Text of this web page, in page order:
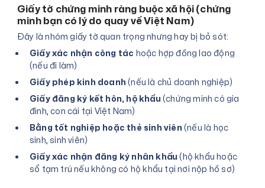
Giấy tờ chứng minh ràng buộc xã hội (chứng
minh bạn có lý do quay về Việt Nam)
Đây là nhóm giấy tờ quan trọng nhưng hay bị bỏ sót:
Giấy xác nhận công tác hoặc hợp đồng lao động
(nếu đi làm)
Giấy phép kinh doanh(nếu là chủ doanh nghiệp)
Giấy đăng ký kết hôn, hộ khẩu(chứng minh có gia
đình, con cái tại Việt Nam)
Bằng tốt nghiệp hoặc thẻ sinh viên(nếu là học
sinh, sinh viên)
Giấy xác nhận đăng ký nhân khẩu(hộ khẩu hoặc
sổ tạm trú nếu không có hộ khẩu tại nơi nộp hồ sơ)